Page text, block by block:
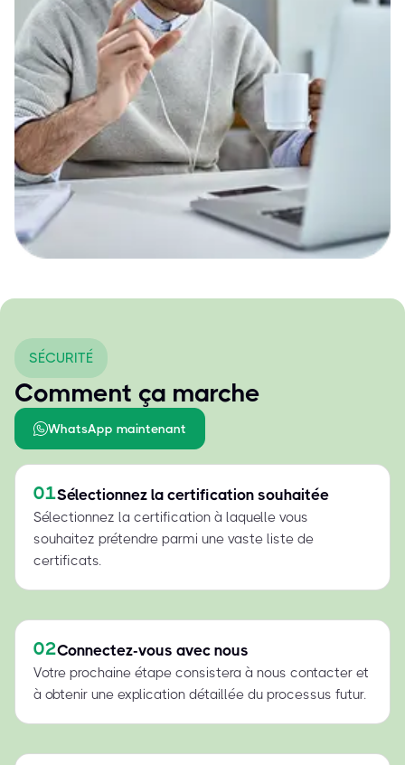
SÉCURITÉ
Comment ça marche
WhatsApp maintenant
01Sélectionnez la certification souhaitée
Sélectionnez la certification à laquelle vous
souhaitez prétendre parmi une vaste liste de
certificats.
02Connectez-vous avec nous
Votre prochaine étape consistera à nous contacter et
à obtenir une explication détaillée du processus futur.